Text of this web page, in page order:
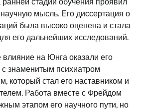
мысль. Его диссертация о
была высоко оценена и стала
его дальнейших исследований.
на Юнга оказали его
знаменитым психиатром
который стал его наставником и
Работа вместе с Фрейдом
этапом его научного пути, но